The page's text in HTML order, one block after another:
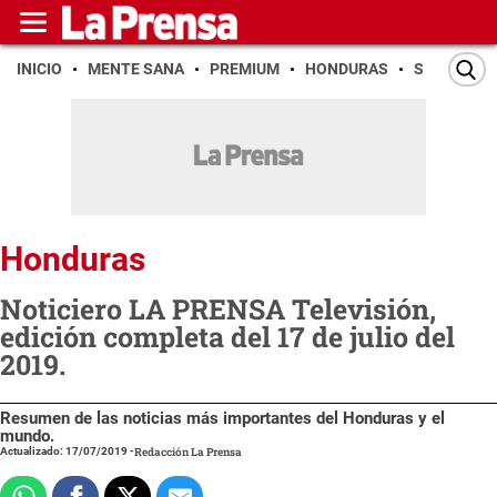
INICIO MENTE SANA PREMIUM HONDURAS SAN PEDRO
Honduras
Noticiero LA PRENSA Televisión,
edición completa del 17 de julio del
2019.
Resumen de las noticias más importantes del Honduras y el
mundo.
Actualizado: 17/07/2019-Redacción La Prensa